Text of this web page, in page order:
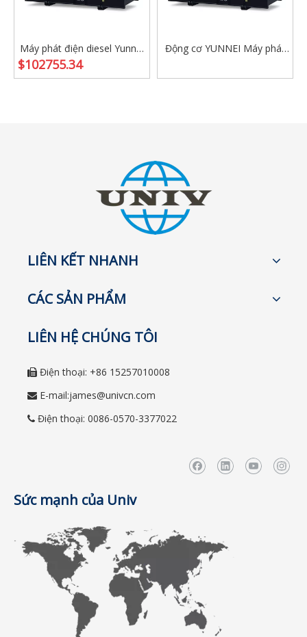
Máy phát điện diesel Yunnei
hiệu suất cao đặt 25-100kVA
cho sử dụng công nghiệp
$102755.34
Động cơ YUNNEI Máy phát
lượng cao Giá bán tại nhà
LIÊN KẾT NHANH
CÁC SẢN PHẨM
LIÊN HỆ CHÚNG TÔI
 Điện thoại: +86 15257010008
 E-mail:james@univcn.com
 Điện thoại: 0086-0570-3377022
Sức mạnh của Univ